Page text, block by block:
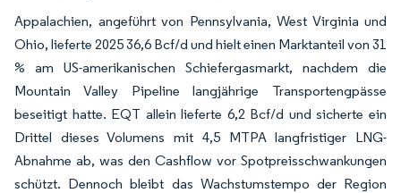
Appalachien, angeführt von Pennsylvania, West Virginia und
Ohio, lieferte 2025 36,6 Bcf/d und hielt einen Marktanteil von 31
% am US-amerikanischen Schiefergasmarkt, nachdem die
Mountain Valley Pipeline langjährige Transportengpässe
beseitigt hatte. EQT allein lieferte 6,2 Bcf/d und sicherte ein
Drittel dieses Volumens mit 4,5 MTPA langfristiger LNG-
Abnahme ab, was den Cashflow vor Spotpreisschwankungen
schützt. Dennoch bleibt das Wachstumstempo der Region